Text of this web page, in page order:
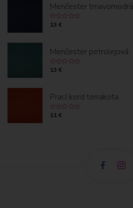
Menčester tmavomodrá
13 €
Menčester petrolejová
13 €
Prací kord terrakota
11 €